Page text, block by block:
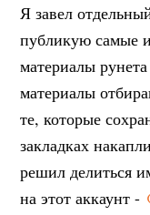
Я завел
публикую самые
материалы
материалы
те, которые
закладках
решил делиться
на этот аккаунт -